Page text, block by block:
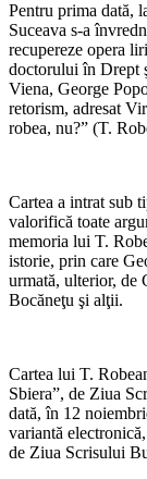
Pentru prima dată,
Suceava s-a
recupereze opera
doctorului în Drept
Viena, George
retorism, adresat
robea, nu?” (T.
Cartea a intrat sub
valorifică toate
memoria lui T.
istorie, prin care
urmată, ulterior, de
Bocăneţu şi alţii.
Cartea lui T.
Sbiera”, de Ziua
dată, în 12
variantă
de Ziua Scrisului